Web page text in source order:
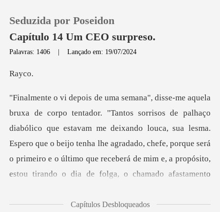
Loja
Histórico
Sair
Seduzida por Poseidon
Capítulo 14 Um CEO surpreso.
Palavras: 1406 |Lançado em: 19/07/2024
yc
lico que estavam me deixando louca, sua lesma.
Espero que o beijo tenha lhe agradado, chefe, porque será
o primeir
Capítulos Desbloqueados